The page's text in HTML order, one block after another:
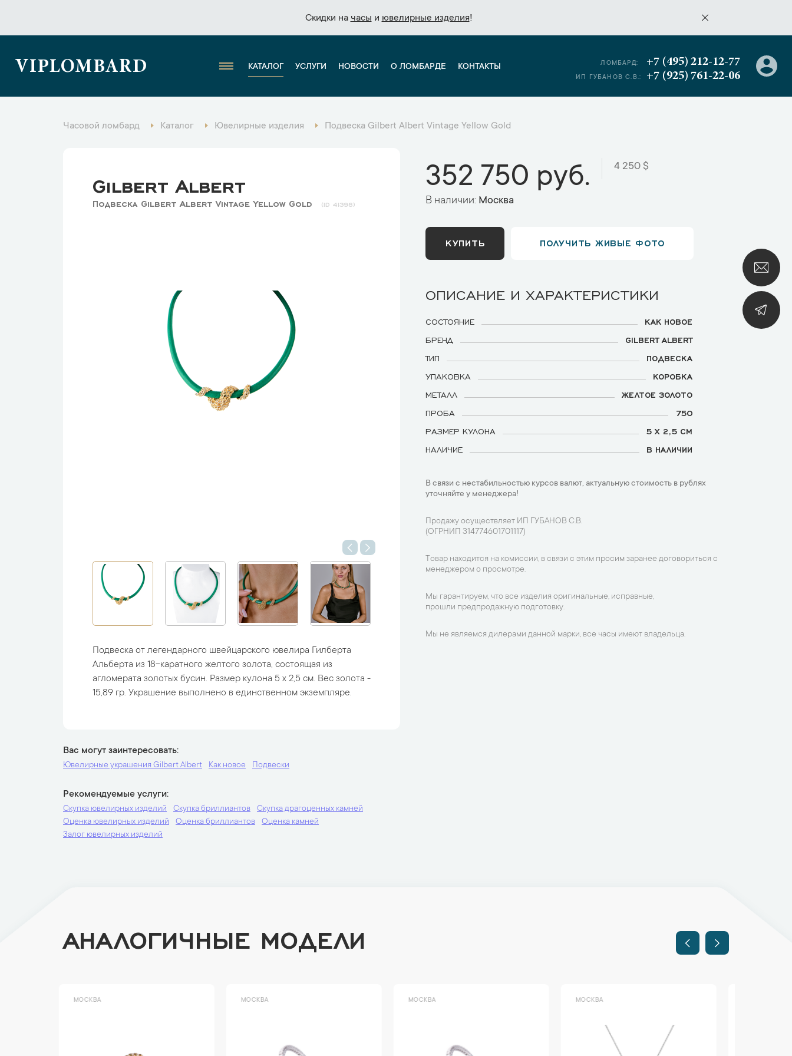
Скидки на часы и ювелирные изделия!
Скидки на часы и ювелирные изделия!
VIPLOMBARD КАТАЛОГ УСЛУГИ НОВОСТИ О ЛОМБАРДЕ КОНТАКТЫ ЛОМБАРД: +7 (495) 212-12-77
ИП ГУБАНОВ С.В.: +7 (925) 761-22-06
Часовой ломбард Каталог Ювелирные изделия Подвеска Gilbert Albert Vintage Yellow Gold
Gilbert Albert
Подвеска Gilbert Albert Vintage Yellow Gold 41398
Подвеска от легендарного швейцарского ювелира Гилберта
Альберта из 18-каратного желтого золота, состоящая из
агломерата золотых бусин. Размер кулона 5 х 2,5 см. Вес золота -
15,89 гр. Украшение выполнено в единственном экземпляре.
Вас могут заинтересовать
Ювелирные украшения Gilbert Albert Как новое Подвески
Рекомендуемые услуги
Скупка ювелирных изделий Скупка бриллиантов
Скупка драгоценных камней
Оценка ювелирных изделий
Оценка бриллиантов
Оценка камней
Залог ювелирных изделий
352 750 руб. 4 250 $
В наличии: Москва
КУПИТЬ ПОЛУЧИТЬ ЖИВЫЕ ФОТО
ОПИСАНИЕ И ХАРАКТЕРИСТИКИ
СОСТОЯНИЕ
КАК НОВОЕ
БРЕНД
GILBERT ALBERT
ТИП
ПОДВЕСКА
УПАКОВКА
КОРОБКА
МЕТАЛЛ
ЖЕЛТОЕ ЗОЛОТО
ПРОБА
750
РАЗМЕР КУЛОНА
5 Х 2,5 СМ
НАЛИЧИЕ
В НАЛИЧИИ
В связи с нестабильностью курсов валют, актуальную стоимость в рублях
уточняйте у менеджера!
Продажу осуществляет ИП ГУБАНОВ С.В.
(ОГРНИП 314774601701117)
Товар находится на комиссии, в связи с этим просим заранее договориться с
менеджером о просмотре.
Мы гарантируем, что все изделия оригинальные, исправные,
прошли предпродажную подготовку.
Мы не являемся дилерами данной марки, все часы имеют владельца.
АНАЛОГИЧНЫЕ МОДЕЛИ
МОСКВА МОСКВА МОСКВА МОСКВА